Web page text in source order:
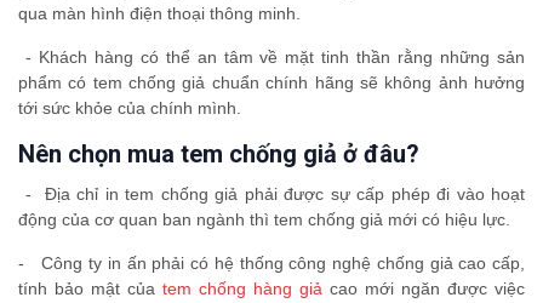
qua màn hình điện thoại thông minh.
- Khách hàng có thể an tâm về mặt tinh thần rằng những sản
phẩm có tem chống giả chuẩn chính hãng sẽ không ảnh hưởng
tới sức khỏe của chính mình.
Nên chọn mua tem chống giả ở đâu?
- Địa chỉ in tem chống giả phải được sự cấp phép đi vào hoạt
động của cơ quan ban ngành thì tem chống giả mới có hiệu lực.
- Công ty in ấn phải có hệ thống công nghệ chống giả cao cấp,
tính bảo mật của tem chống hàng giả cao mới ngăn được việc